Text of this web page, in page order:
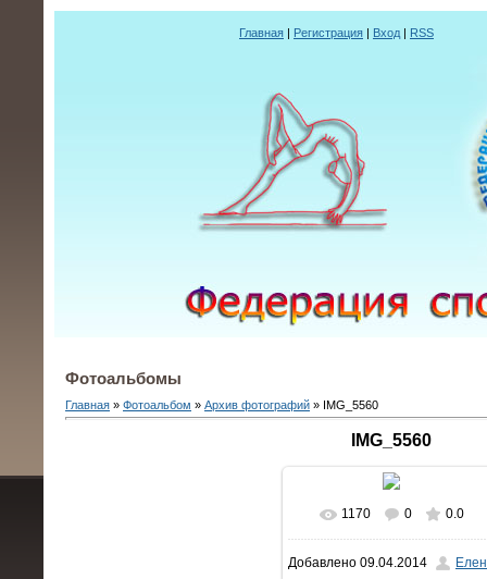
Главная | Регистрация | Вход | RSS
Фотоальбомы
Главная » Фотоальбом » Архив фотографий » IMG_5560
IMG_5560
В реальном размере
1600x1066/ 171.3Kb
1170 0 0.0
Добавлено 09.04.2014